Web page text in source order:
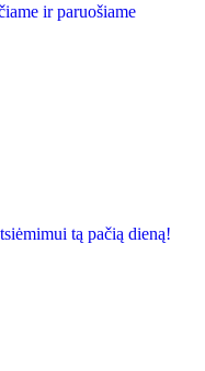
ir paruošiame
tą pačią dieną!